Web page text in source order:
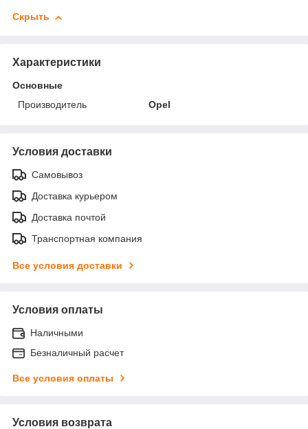
Скрыть
Характеристики
Основные
Производитель
Opel
Условия доставки
Самовывоз
Доставка курьером
Доставка почтой
Транспортная компания
Все условия доставки
Условия оплаты
Наличными
Безналичный расчет
Все условия оплаты
Условия возврата